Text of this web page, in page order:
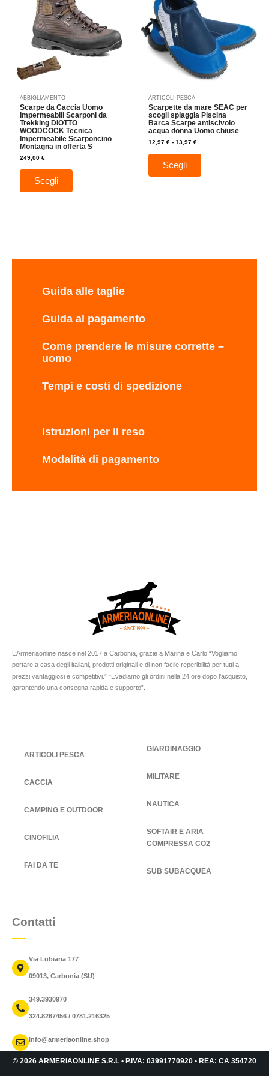
ABBIGLIAMENTO
Scarpe da Caccia Uomo
Impermeabili Scarponi da
Trekking DIOTTO
WOODCOCK Tecnica
Impermeabile Scarponcino
Montagna in offerta S
249,00€
Scegli
più
varianti.
Le
opzioni
possono
del
prodotto
ARTICOLI PESCA
Scarpette da mare SEAC per
scogli spiaggia Piscina
Barca Scarpe antiscivolo
acqua donna Uomo chiuse
12,97€ - 13,97€
12,97 €
a
13,97 €
Scegli
varianti.
opzioni
possono
essere
scelte
del
prodotto
Guida alle taglie
Guida al pagamento
Come prendere le misure corrette –
uomo
Tempi e costi di spedizione
Istruzioni per il reso
Modalità di pagamento
L’Armeriaonline nasce nel 2017 a Carbonia, grazie a Marina e Carlo “Vogliamo
portare a casa degli italiani, prodotti originali e di non facile reperibilità per tutti a
prezzi vantaggiosi e competitivi.” “Evadiamo gli ordini nella 24 ore dopo l’acquisto,
garantendo una consegna rapida e supporto”.
ARTICOLI PESCA
CACCIA
CAMPING E OUTDOOR
CINOFILIA
FAI DA TE
GIARDINAGGIO
MILITARE
NAUTICA
SOFTAIR E ARIA
COMPRESSA CO2
SUB SUBACQUEA
Contatti
Via Lubiana 177
09013, Carbonia (SU)
349.3930970
324.8267456 / 0781.216325
info@armeriaonline.shop
© 2026 ARMERIAONLINE S.R.L • P.IVA: 03991770920 • REA: CA 354720